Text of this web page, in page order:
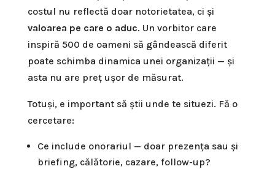
costul nu reflectă doar notorietatea, ci și
valoarea pe care o aduc. Un vorbitor care
inspiră 500 de oameni să gândească diferit
poate schimba dinamica unei organizații — și
asta nu are preț ușor de măsurat.
Totuși, e important să știi unde te situezi. Fă o
cercetare:
Ce include onorariul — doar prezența sau și
briefing, călătorie, cazare, follow-up?